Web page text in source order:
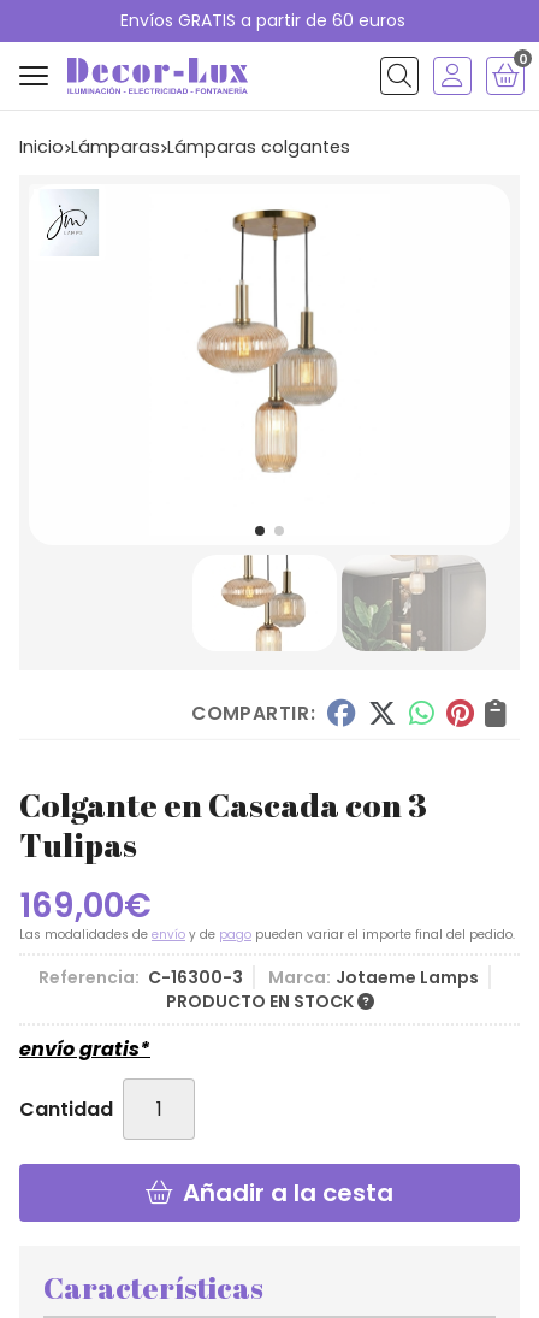
Envíos GRATIS a partir de 60 euros
Buscar
0
Inicio lámparas lámparas colgantes
COMPARTIR:
Colgante en Cascada con 3
Tulipas
169,00€
Las modalidades de envío y de pago pueden variar el importe final del pedido.
Referencia: C-16300-3 Marca: Jotaeme Lamps
PRODUCTO EN STOCK
envío gratis*
Cantidad
Añadir a la cesta
Características